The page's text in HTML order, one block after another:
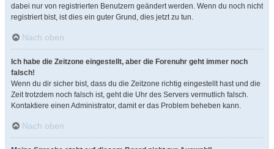
dabei nur von registrierten Benutzern geändert werden. Wenn du noch nicht
registriert bist, ist dies ein guter Grund, dies jetzt zu tun.
Nach oben
Ich habe die Zeitzone eingestellt, aber die Forenuhr geht immer noch
falsch!
Wenn du dir sicher bist, dass du die Zeitzone richtig eingestellt hast und die
Zeit trotzdem noch falsch ist, geht die Uhr des Servers vermutlich falsch.
Kontaktiere einen Administrator, damit er das Problem beheben kann.
Nach oben